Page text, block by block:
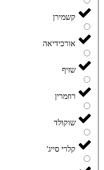
קשמירן
אורכידיאה
שזיף
רוזמרין
שוקולד
קלרי סייג'